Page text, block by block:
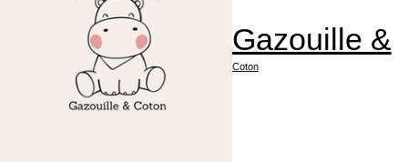
Gazouille &
Coton